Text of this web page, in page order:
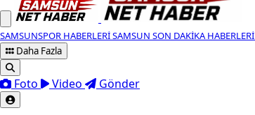
SAMSUNSPOR HABERLERISAMSUN SON DAKIKA HABERLERI
Daha Fazla
Foto Video Gönder